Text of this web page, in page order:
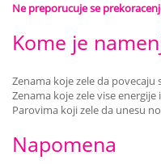
Ne preporucuje se
Kome je
Zenama koje zele da povecaju
Zenama koje zele vise
Parovima koji zele da unesu
Napomena